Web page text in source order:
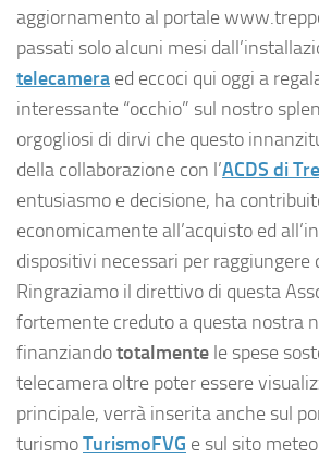
aggiornamento al portale
passati solo alcuni mesi
telecamera ed eccoci qui oggi a
interessante “occhio” sul nostro
orgogliosi di dirvi che questo
della collaborazione con l’ACDS di
entusiasmo e decisione, ha
economicamente all’acquisto ed
dispositivi necessari per raggiungere
Ringraziamo il direttivo di questa
fortemente creduto a questa nostra
finanziandototalmente le spese
telecamera oltre poter essere
principale, verrà inserita anche sul
turismoTurismoFVG e sul sito